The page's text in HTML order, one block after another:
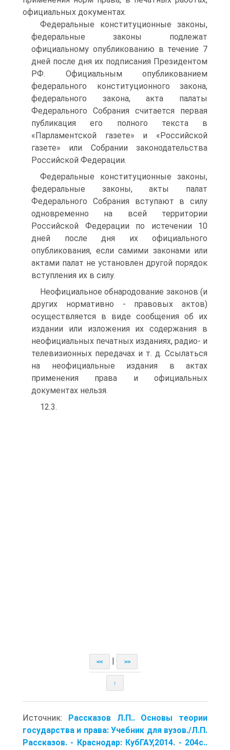
официальных документах.
Федеральные конституционные законы,
федеральные законы подлежат
официальному опубликованию в течение 7
дней после дня их подписания Президентом
РФ. Официальным опубликованием
федерального конституционного закона,
федерального закона, акта палаты
Федерального Собрания считается первая
публикация его полного текста в
«Парламентской газете» и «Российской
газете» или Собрании законодательства
Российской Федерации.
Федеральные конституционные законы,
федеральные законы, акты палат
Федерального Собрания вступают в силу
одновременно на всей территории
Российской Федерации по истечении 10
дней после дня их официального
опубликования, если самими законами или
актами палат не установлен другой порядок
вступления их в силу.
Неофициальное обнародование законов (и
других нормативно - правовых актов)
осуществляется в виде сообщения об их
издании или изложения их содержания в
неофициальных печатных изданиях, радио- и
телевизионных передачах и т. д. Ссылаться
на неофициальные издания в актах
применения права и официальных
документах нельзя.
12.3.
<< >>
↑
Источник: Рассказов Л.П.. Основы теории
государства и права: Учебник для вузов./Л.П.
Рассказов. - Краснодар: КубГАУ,2014. - 204с..